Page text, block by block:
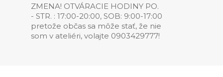
ZMENA! OTVÁRACIE HODINY PO.
- STR. : 17:00-20:00, SOB: 9:00-17:00
pretože občas sa môže stať, že nie
som v ateliéri, volajte 0903429777!